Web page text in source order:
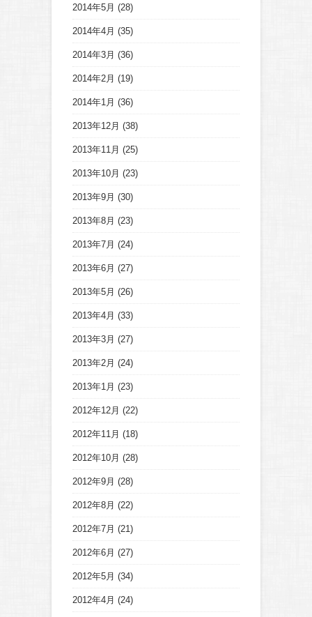
2014年5月 (28)
2014年4月 (35)
2014年3月 (36)
2014年2月 (19)
2014年1月 (36)
2013年12月 (38)
2013年11月 (25)
2013年10月 (23)
2013年9月 (30)
2013年8月 (23)
2013年7月 (24)
2013年6月 (27)
2013年5月 (26)
2013年4月 (33)
2013年3月 (27)
2013年2月 (24)
2013年1月 (23)
2012年12月 (22)
2012年11月 (18)
2012年10月 (28)
2012年9月 (28)
2012年8月 (22)
2012年7月 (21)
2012年6月 (27)
2012年5月 (34)
2012年4月 (24)